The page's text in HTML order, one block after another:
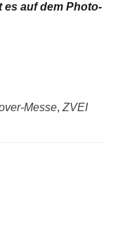
es auf dem Photo-
Messe, ZVEI